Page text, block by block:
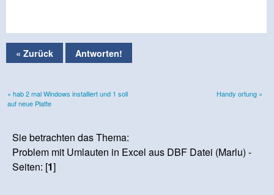
« Zurück Antworten!
« hab 2 mal Windows installiert und 1 soll
auf neue Platte
Handy ortung »
Sie betrachten das Thema:
Problem mit Umlauten in Excel aus DBF Datei (Marlu) -
Seiten: [1]